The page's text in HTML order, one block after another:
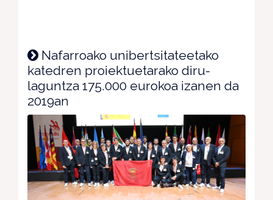
Nafarroako unibertsitateetako
katedren proiektuetarako diru-
laguntza 175.000 eurokoa izanen da
2019an